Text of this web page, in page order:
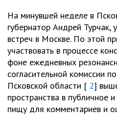
На минувшей неделе в
губернатор Андрей Турчак,
встреч в Москве. По этой
участвовать в процессе
фоне ежедневных
согласительной комиссии
Псковской области [ 2]
пространства в публичное
пищу для комментариев и